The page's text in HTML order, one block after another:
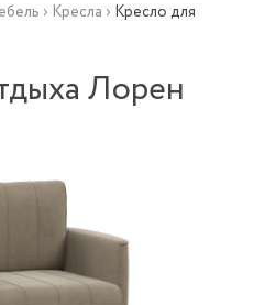
› Кресла › Кресло для
Лорен